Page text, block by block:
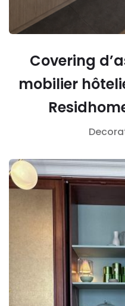
Covering
mobilier